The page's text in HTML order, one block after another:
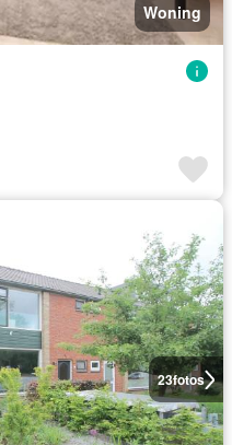
Woning
23fotos